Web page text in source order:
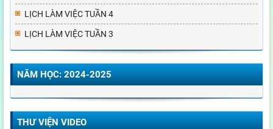
LỊCH LÀM VIỆC TUẦN 4
LỊCH LÀM VIỆC TUẦN 3
NĂM HỌC: 2024-2025
THƯ VIỆN VIDEO